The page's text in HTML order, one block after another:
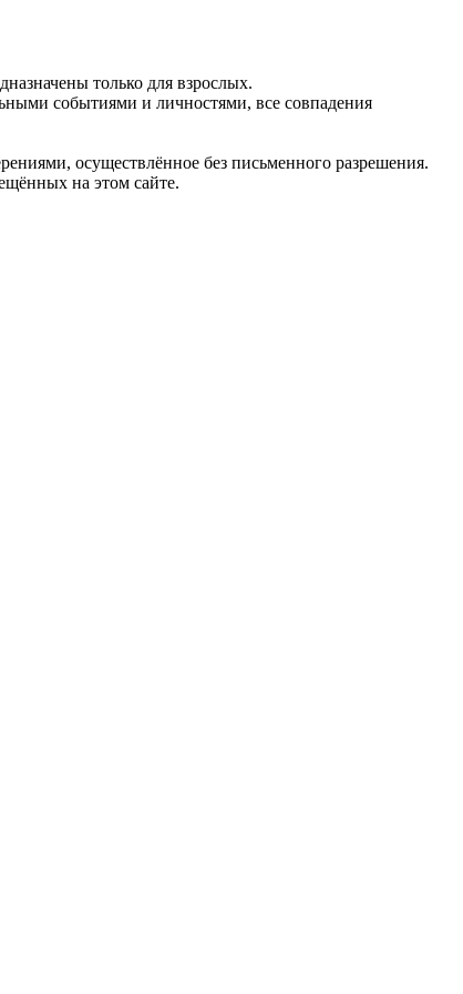
только для взрослых.
событиями и личностями, все совпадения
осуществлённое без письменного разрешения.
на этом сайте.